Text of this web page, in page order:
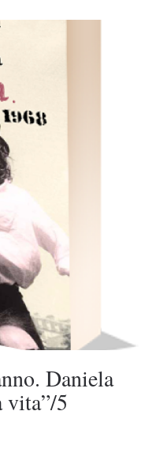
Daniela
vita”/5